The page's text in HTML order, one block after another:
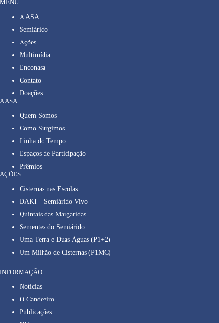
MENU
A ASA
Semiárido
Ações
Multimídia
Enconasa
Contato
Doações
A ASA
Quem Somos
Como Surgimos
Linha do Tempo
Espaços de Participação
Prêmios
AÇÕES
Cisternas nas Escolas
DAKI – Semiárido Vivo
Quintais das Margaridas
Sementes do Semiárido
Uma Terra e Duas Águas (P1+2)
Um Milhão de Cisternas (P1MC)
INFORMAÇÃO
Notícias
O Candeeiro
Publicações